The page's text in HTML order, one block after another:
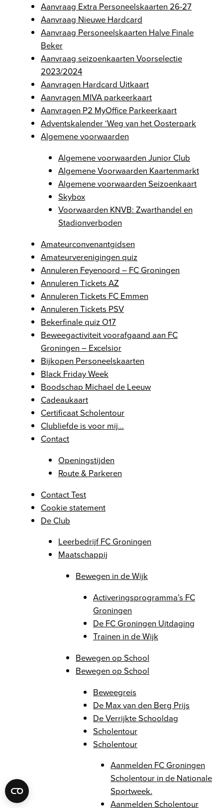
Aanvraag Extra Personeelskaarten 26-27
Aanvraag Nieuwe Hardcard
Aanvraag Personeelskaarten Halve Finale
Beker
Aanvraag seizoenkaarten Voorselectie
2023/2024
Aanvragen Hardcard Uitkaart
Aanvragen MIVA parkeerkaart
Aanvragen P2 MyOffice Parkeerkaart
Adventskalender ‘Weg van het Oosterpark
Algemene voorwaarden
Algemene voorwaarden Junior Club
Algemene Voorwaarden Kaartenmarkt
Algemene voorwaarden Seizoenkaart
Skybox
Voorwaarden KNVB: Zwarthandel en
Stadionverboden
Amateurconvenantgidsen
Amateurverenigingen quiz
Annuleren Feyenoord – FC Groningen
Annuleren Tickets AZ
Annuleren Tickets FC Emmen
Annuleren Tickets PSV
Bekerfinale quiz O17
Beweegactiviteit voorafgaand aan FC
Groningen – Excelsior
Bijkopen Personeelskaarten
Black Friday Week
Boodschap Michael de Leeuw
Cadeaukaart
Certificaat Scholentour
Clubliefde is voor mij…
Contact
Openingstijden
Route & Parkeren
Contact Test
Cookie statement
De Club
Leerbedrijf FC Groningen
Maatschappij
Bewegen in de Wijk
Activeringsprogramma’s FC
Groningen
De FC Groningen Uitdaging
Trainen in de Wijk
Bewegen op School
Bewegen op School
Beweegreis
De Max van den Berg Prijs
De Verrijkte Schooldag
Scholentour
Scholentour
Aanmelden FC Groningen
Scholentour in de Nationale
Sportweek.
Aanmelden Scholentour